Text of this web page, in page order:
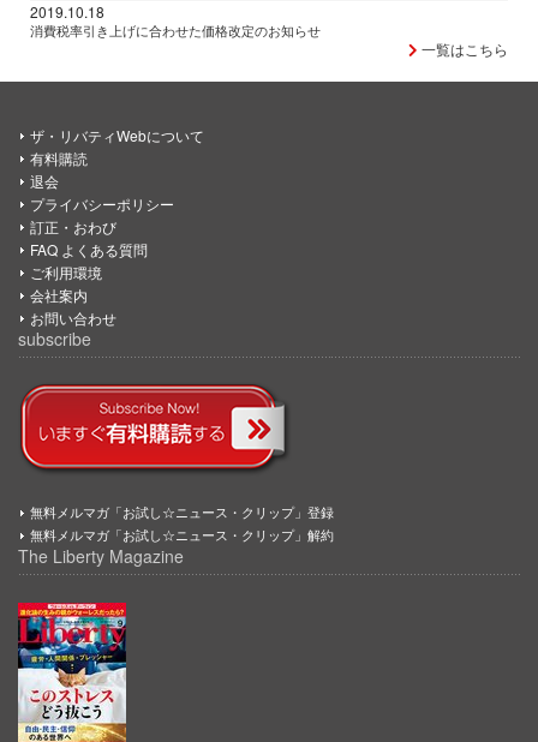
2019.10.18
消費税率引き上げに合わせた価格改定のお知らせ
一覧はこちら
ザ・リバティWebについて
有料購読
退会
プライバシーポリシー
訂正・おわび
FAQ よくある質問
ご利用環境
会社案内
お問い合わせ
subscribe
無料メルマガ「お試し☆ニュース・クリップ」登録
無料メルマガ「お試し☆ニュース・クリップ」解約
The Liberty Magazine